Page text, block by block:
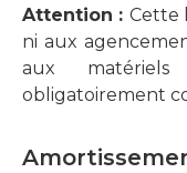
Attention : Cette
ni aux
aux
obligatoirement